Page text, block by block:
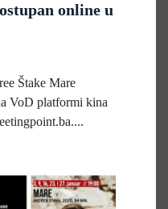
online u
Štake Mare
VoD platformi kina